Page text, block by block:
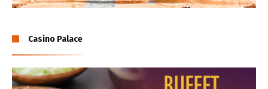
Casino Palace